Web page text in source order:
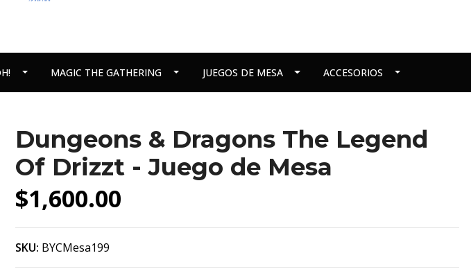
MAGIC THE GATHERING JUEGOS DE MESA ACCESORIOS
Dungeons & Dragons The Legend
Of Drizzt - Juego de Mesa
$1,600.00
SKU: BYCMesa199